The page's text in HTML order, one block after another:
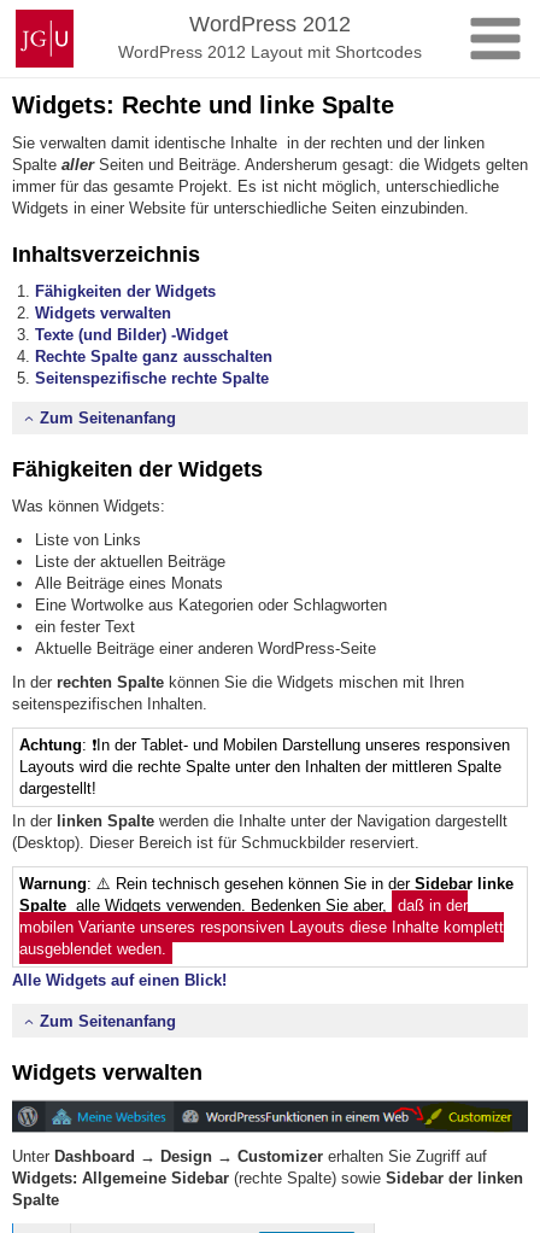
Zum
Inhalt
springen
Johannes
Gutenberg-
Universität
Mainz
WordPress 2012
WordPress 2012 Layout mit Shortcodes
Widgets: Rechte und linke Spalte
Sie verwalten damit identische Inhalte in der rechten und der linken
Spalte aller Seiten und Beiträge. Andersherum gesagt: die Widgets gelten
immer für das gesamte Projekt. Es ist nicht möglich, unterschiedliche
Widgets in einer Website für unterschiedliche Seiten einzubinden.
Inhaltsverzeichnis
Fähigkeiten der Widgets
Widgets verwalten
Texte (und Bilder) -Widget
Rechte Spalte ganz ausschalten
Seitenspezifische rechte Spalte
Zum Seitenanfang
Fähigkeiten der Widgets
Was können Widgets:
Liste von Links
Liste der aktuellen Beiträge
Alle Beiträge eines Monats
Eine Wortwolke aus Kategorien oder Schlagworten
ein fester Text
Aktuelle Beiträge einer anderen WordPress-Seite
In der rechten Spalte können Sie die Widgets mischen mit Ihren
seitenspezifischen Inhalten.
Achtung: ❗In der Tablet- und Mobilen Darstellung unseres responsiven
Layouts wird die rechte Spalte unter den Inhalten der mittleren Spalte
dargestellt!
In der linken Spalte werden die Inhalte unter der Navigation dargestellt
(Desktop). Dieser Bereich ist für Schmuckbilder reserviert.
Warnung: ⚠️ Rein technisch gesehen können Sie in derSidebar linke
Spalte alle Widgets verwenden. Bedenken Sie aber,
daß in der
mobilen Variante unseres responsiven Layouts diese Inhalte komplett
ausgeblendet weden.
Alle Widgets auf einen Blick!
Zum Seitenanfang
Widgets verwalten
Unter Dashboard → Design → Customizer erhalten Sie Zugriff auf
Widgets: Allgemeine Sidebar (rechte Spalte) sowie Sidebar der linken
Spalte